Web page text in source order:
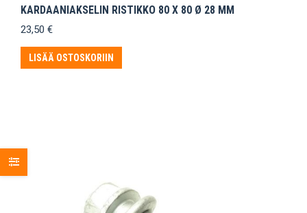
KARDAANIAKSELIN RISTIKKO 80 X 80 Ø 28 MM
23,50 €
LISÄÄ OSTOSKORIIN